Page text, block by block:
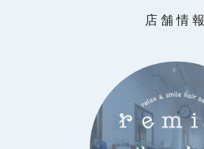
店舗情報